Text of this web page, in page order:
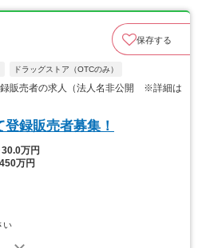
保存する
ドラッグストア（OTCのみ）
録販売者の求人（法人名非公開 ※詳細は
録販売者募集！
30.0万円
万円
い